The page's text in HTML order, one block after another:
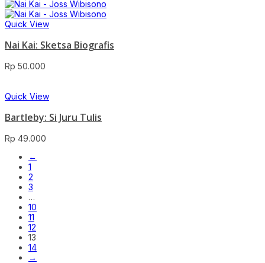
Quick View
Nai Kai: Sketsa Biografis
Rp 50.000
Quick View
Bartleby: Si Juru Tulis
Rp 49.000
←
1
2
3
…
10
11
12
13
14
→